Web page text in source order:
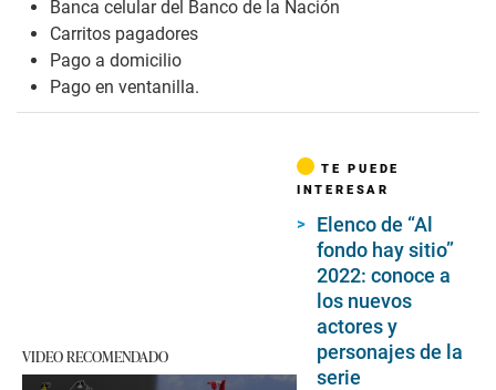
Banca celular del Banco de la Nación
Carritos pagadores
Pago a domicilio
Pago en ventanilla.
VIDEO RECOMENDADO
TE PUEDE
INTERESAR
Elenco de “Al
fondo hay sitio”
2022: conoce a
los nuevos
actores y
personajes de la
serie